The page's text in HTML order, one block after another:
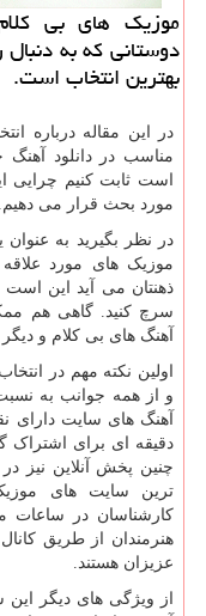
موزیك های بی
دوستانی كه به
بهترین انتخاب است.
در این مقاله درباره
مناسب در دانلود
است ثابت کنیم چرایی
مورد بحث قرار می دهیم.
در نظر بگیرید به
موزیک های مورد
ذهنتان می آید این است
سرچ کنید. گاهی هم
آهنگ های بی کلام و دیگر
اولین نکته مهم در انتخاب
و از همه جوانب به
آهنگ های سایت دارای
دقیقه ای برای اشتراک
چنین پخش آنلاین نیز
ترین سایت های
کارشناسان در ساعات
هنرمندان از طریق
عزیزان هستند.
از ویژگی های دیگر